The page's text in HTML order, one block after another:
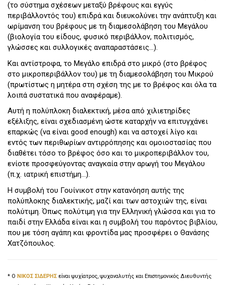
(το σύστημα σχέσεων μεταξύ βρέφους και εγγύς
περιβάλλοντός του) επιδρά και διευκολύνει την ανάπτυξη και
ωρίμανση του βρέφους με τη διαμεσολάβηση του Μεγάλου
(βιολογία του είδους, φυσικό περιβάλλον, πολιτισμός,
γλώσσες και συλλογικές αναπαραστάσεις…).
Και αντίστροφα, το Μεγάλο επιδρά στο μικρό (στο βρέφος
στο μικροπεριβάλλον του) με τη διαμεσολάβηση του Μικρού
(πρωτίστως η μητέρα στη σχέση της με το βρέφος και όλα τα
λοιπά συστατικά που αναφέραμε).
Αυτή η πολύπλοκη διαλεκτική, μέσα από χιλιετηρίδες
εξέλιξης, είναι σχεδιασμένη ώστε καταρχήν να επιτυγχάνει
επαρκώς (να είναι good enough) και να αστοχεί λίγο και
εντός των περιθωρίων αντιρρόπησης και ομοιοστασίας που
διαθέτει τόσο το βρέφος όσο και το μικροπεριβάλλον του,
ενίοτε προσφεύγοντας αναγκαία στην αρωγή του Μεγάλου
(π.χ. ιατρική επιστήμη…).
Η συμβολή του Γουίνικοτ στην κατανόηση αυτής της
πολύπλοκης διαλεκτικής, μαζί και των αστοχιών της, είναι
πολύτιμη. Όπως πολύτιμη για την Ελληνική γλώσσα και για το
παιδί στην Ελλάδα είναι και η συμβολή του παρόντος βιβλίου,
που με τόση αγάπη και φροντίδα μας προσφέρει ο Θανάσης
Χατζόπουλος.
* Ο ΝΙΚΟΣ ΣΙΔΕΡΗΣ είναι ψυχίατρος, ψυχαναλυτής και Επιστημονικός Διευθυντής